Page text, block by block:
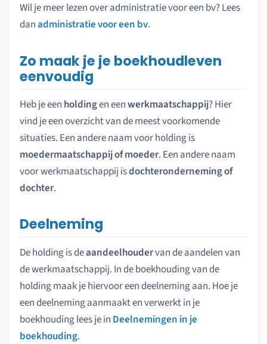
Wil je meer lezen over administratie voor een bv? Lees
danadministratie voor een bv.
Zo maak je je boekhoudleven
eenvoudig
Heb je een holdingen eenwerkmaatschappij? Hier
vind je een overzicht van de meest voorkomende
situaties. Een andere naam voor holding is
moedermaatschappij of moeder. Een andere naam
voor werkmaatschappij isdochteronderneming of
dochter.
Deelneming
De holding is deaandeelhoudervan de aandelen van
de werkmaatschappij. In de boekhouding van de
holding maak je hiervoor een deelneming aan. Hoe je
een deelneming aanmaakt en verwerkt in je
boekhouding lees je in Deelnemingen in je
boekhouding.